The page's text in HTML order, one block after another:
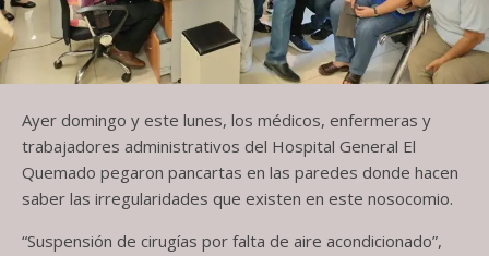
Ayer domingo y este lunes, los médicos, enfermeras y
trabajadores administrativos del Hospital General El
Quemado pegaron pancartas en las paredes donde hacen
saber las irregularidades que existen en este nosocomio.
“Suspensión de cirugías por falta de aire acondicionado”,